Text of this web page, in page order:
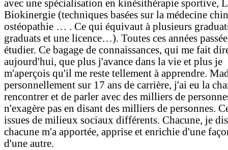
avec une spécialisation en kinésithérapie sportive,
Biokinergie (techniques basées sur la médecine
ostéopathie … . Ce qui équivaut à plusieurs
graduats et une licence…). Toutes ces années
étudier. Ce bagage de connaissances, qui me fait
aujourd'hui, que plus j'avance dans la vie et plus je
m'aperçois qu'il me reste tellement à apprendre.
personnellement sur 17 ans de carrière, j'ai eu la
rencontrer et de parler avec des milliers de
n'exagère pas en disant des milliers de personnes.
issues de milieux sociaux différents. Chacune, je
chacune m'a apportée, apprise et enrichie d'une
d'une autre.